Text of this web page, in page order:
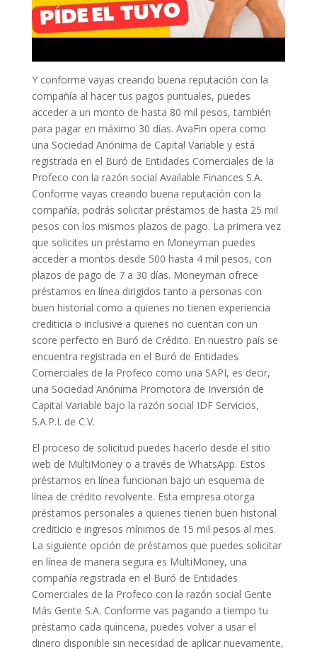
Y conforme vayas creando buena reputación con la
compañía al hacer tus pagos puntuales, puedes
acceder a un monto de hasta 80 mil pesos, también
para pagar en máximo 30 días. AvaFin opera como
una Sociedad Anónima de Capital Variable y está
registrada en el Buró de Entidades Comerciales de la
Profeco con la razón social Available Finances S.A.
Conforme vayas creando buena reputación con la
compañía, podrás solicitar préstamos de hasta 25 mil
pesos con los mismos plazos de pago. La primera vez
que solicites un préstamo en Moneyman puedes
acceder a montos desde 500 hasta 4 mil pesos, con
plazos de pago de 7 a 30 días. Moneyman ofrece
préstamos en línea dirigidos tanto a personas con
buen historial como a quienes no tienen experiencia
crediticia o inclusive a quienes no cuentan con un
score perfecto en Buró de Crédito. En nuestro país se
encuentra registrada en el Buró de Entidades
Comerciales de la Profeco como una SAPI, es decir,
una Sociedad Anónima Promotora de Inversión de
Capital Variable bajo la razón social IDF Servicios,
S.A.P.I. de C.V.
El proceso de solicitud puedes hacerlo desde el sitio
web de MultiMoney o a través de WhatsApp. Estos
préstamos en línea funcionan bajo un esquema de
línea de crédito revolvente. Esta empresa otorga
préstamos personales a quienes tienen buen historial
crediticio e ingresos mínimos de 15 mil pesos al mes.
La siguiente opción de préstamos que puedes solicitar
en línea de manera segura es MultiMoney, una
compañía registrada en el Buró de Entidades
Comerciales de la Profeco con la razón social Gente
Más Gente S.A. Conforme vas pagando a tiempo tu
préstamo cada quincena, puedes volver a usar el
dinero disponible sin necesidad de aplicar nuevamente,